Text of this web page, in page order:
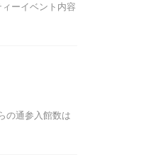
ーイベント内容
の通参入館数は